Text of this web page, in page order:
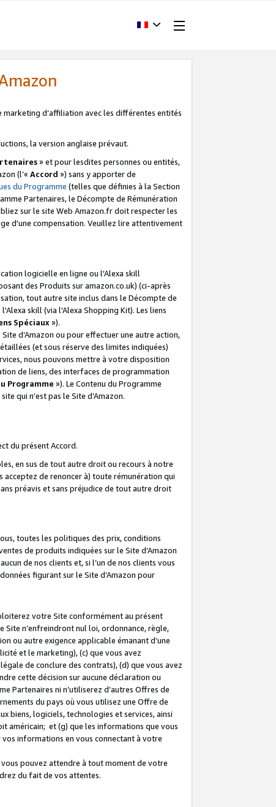
d’affiliation avec les différentes entités
la version anglaise prévaut.
» et pour lesdites personnes ou entités,
(l’« Accord ») sans y apporter de
du Programme (telles que définies à la Section
Partenaires, le Décompte de Rémunération
sur le site Web Amazon.fr doit respecter les
d'une compensation. Veuillez lire attentivement
logicielle en ligne ou l'Alexa skill
des Produits sur amazon.co.uk) (ci-après
tout autre site inclus dans le Décompte de
skill (via l'Alexa Shopping Kit). Les liens
Spéciaux»).
d’Amazon ou pour effectuer une autre action,
(et sous réserve des limites indiquées)
nous pouvons mettre à votre disposition
de liens, des interfaces de programmation
Programme »). Le Contenu du Programme
qui n’est pas le Site d’Amazon.
du présent Accord.
en sus de tout autre droit ou recours à notre
de renoncer à) toute rémunération qui
préavis et sans préjudice de tout autre droit
toutes les politiques des prix, conditions
de produits indiquées sur le Site d’Amazon
de nos clients et, si l’un de nos clients vous
figurant sur le Site d’Amazon pour
votre Site conformément au présent
n’enfreindront nul loi, ordonnance, règle,
ou autre exigence applicable émanant d’une
et le marketing), (c) que vous avez
de conclure des contrats), (d) que vous avez
cette décision sur aucune déclaration ou
Partenaires ni n’utiliserez d’autres Offres de
du pays où vous utilisez une Offre de
biens, logiciels, technologies et services, ainsi
américain; et (g) que les informations que vous
informations en vous connectant à votre
pouvez attendre à tout moment de votre
du fait de vos attentes.